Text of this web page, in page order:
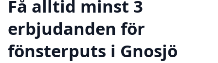
Få alltid minst 3
erbjudanden för
fönsterputs i Gnosjö